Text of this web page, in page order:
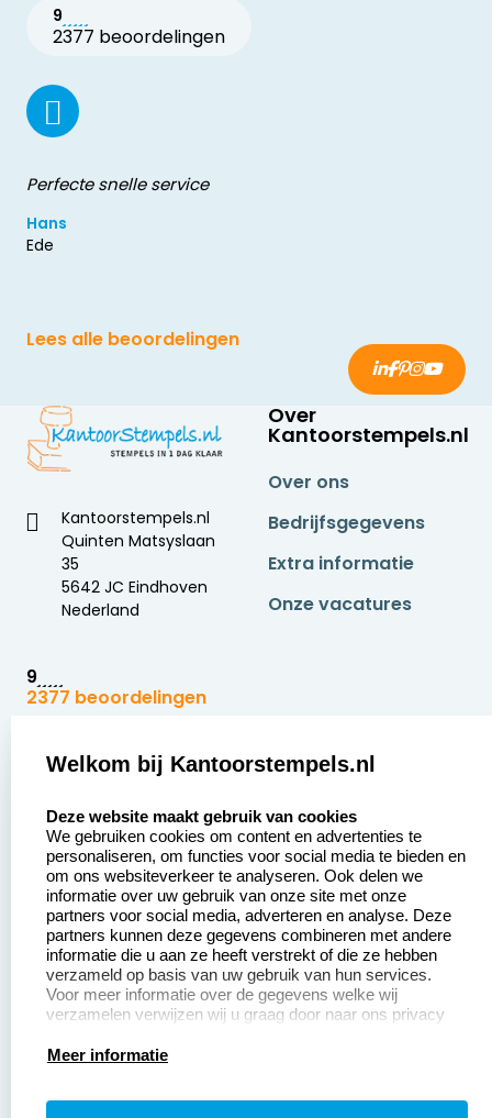
9
2377 beoordelingen
Perfecte snelle service
Hans
Ede
Lees alle beoordelingen
Kantoorstempels.nl
Quinten Matsyslaan
35
5642 JC Eindhoven
Nederland
9
2377 beoordelingen
Over
Kantoorstempels.nl
Over ons
Bedrijfsgegevens
Extra informatie
Onze vacatures
Zakelijk:
Aanvraag op maat
Betaling &
Verzending
Wederverkoper
worden
Sale
Klantenservice:
Contact opnemen
Veel gestelde vragen
Retourneren
Herroepingsrecht
Productinformatie:
Instructiepagina
Welkom bij Kantoorstempels.nl
Deze website maakt gebruik van cookies
We gebruiken cookies om content en advertenties te
personaliseren, om functies voor social media te bieden en
om ons websiteverkeer te analyseren. Ook delen we
informatie over uw gebruik van onze site met onze
partners voor social media, adverteren en analyse. Deze
partners kunnen deze gegevens combineren met andere
informatie die u aan ze heeft verstrekt of die ze hebben
verzameld op basis van uw gebruik van hun services.
Voor meer informatie over de gegevens welke wij
verzamelen verwijzen wij u graag door naar ons privacy
Meer informatie